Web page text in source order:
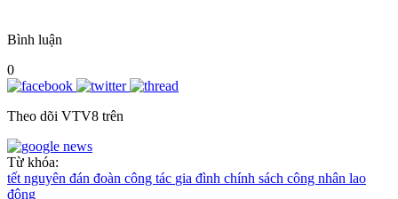
Bình luận
0
Theo dõi VTV8 trên
Từ khóa:
tết nguyên đán đoàn công tác gia đình chính sách công nhân lao
động